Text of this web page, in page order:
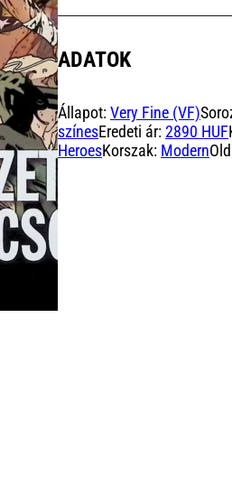
ADATOK
Állapot:Very Fine (VF)
színesEredeti ár:2890 HUF
HeroesKorszak: Modern